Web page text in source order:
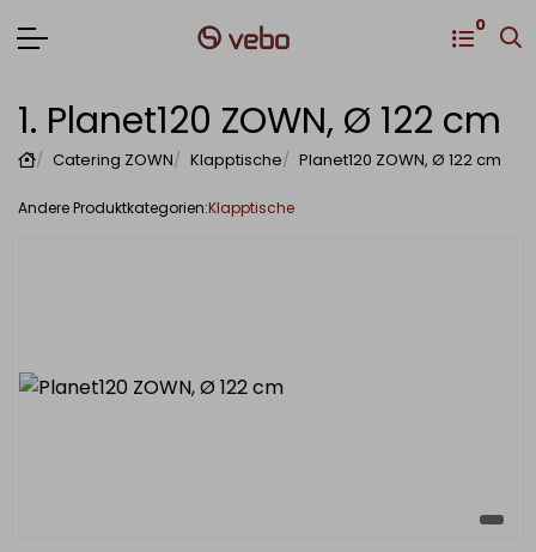
0
1. Planet120 ZOWN, Ø 122 cm
Catering ZOWN Klapptische Planet120 ZOWN, Ø 122 cm
Andere Produktkategorien:Klapptische